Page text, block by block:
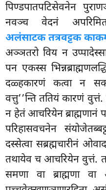
पिण्डपातपटिसेवनेन
नवञ्च वेदनं
अलंसाटक तत्रवट्टक
अञ्ञतरोविय न
पन एकस्स
दळ्हकारणं कत्वा न
वत्तु’’न्ति ततियं कारणं
न हेतं आचरियेन ब्राह्मणानं
परिहासवचनेन
दस्सेत्वा सब्रह्मचारीनं
तथायेव च आचरियेन वुत्तं.
समणा वा ब्राह्मणा